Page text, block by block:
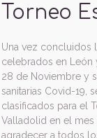
Torneo
Una vez concluidos
celebrados en León
28 de Noviembre y
sanitarias Covid-19,
clasificados para el
Valladolid en el mes
agradecer a todos